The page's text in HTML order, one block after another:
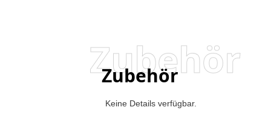
Zubehör
Zubehör
Keine Details verfügbar.